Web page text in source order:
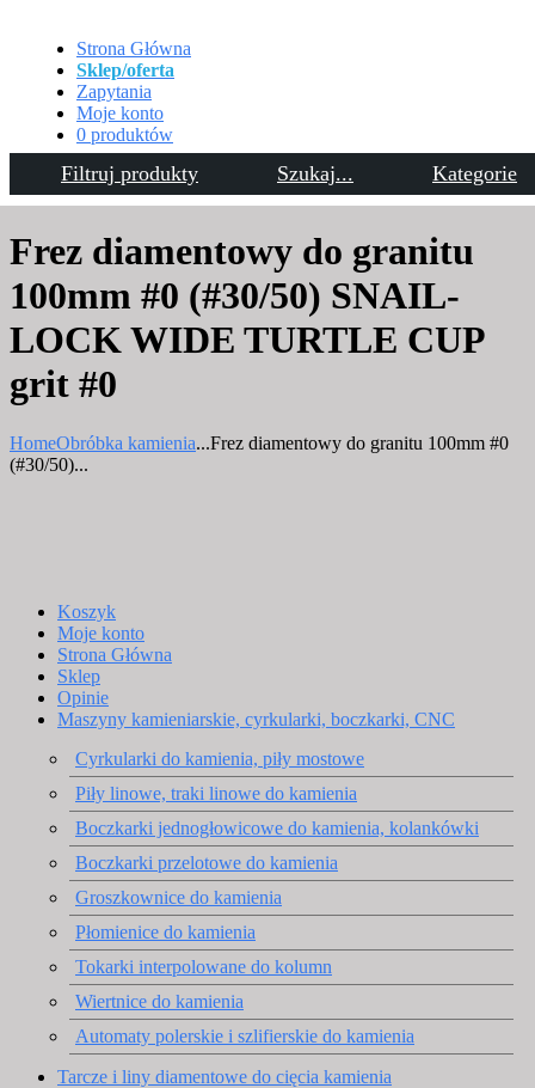
Filtruj produkty Szukaj... Kategorie
Strona Główna
Sklep/oferta
Zapytania
Moje konto
0 produktów
Kontakt
Frez diamentowy do granitu
100mm #0 (#30/50) SNAIL-
LOCK WIDE TURTLE CUP
grit #0
HomeObróbka kamienia...Frez diamentowy do granitu 100mm #0
(#30/50)...
Koszyk
Moje konto
Strona Główna
Sklep
Opinie
Maszyny kamieniarskie, cyrkularki, boczkarki, CNC
Cyrkularki do kamienia, piły mostowe
Piły linowe, traki linowe do kamienia
Boczkarki jednogłowicowe do kamienia, kolankówki
Boczkarki przelotowe do kamienia
Groszkownice do kamienia
Płomienice do kamienia
Tokarki interpolowane do kolumn
Wiertnice do kamienia
Automaty polerskie i szlifierskie do kamienia
Tarcze i liny diamentowe do cięcia kamienia